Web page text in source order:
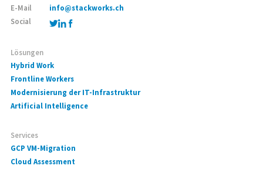
E-Mail
info@stackworks.ch
Social
Lösungen
Hybrid Work
Frontline Workers
Modernisierung der IT-Infrastruktur
Artificial Intelligence
Services
GCP VM-Migration
Cloud Assessment